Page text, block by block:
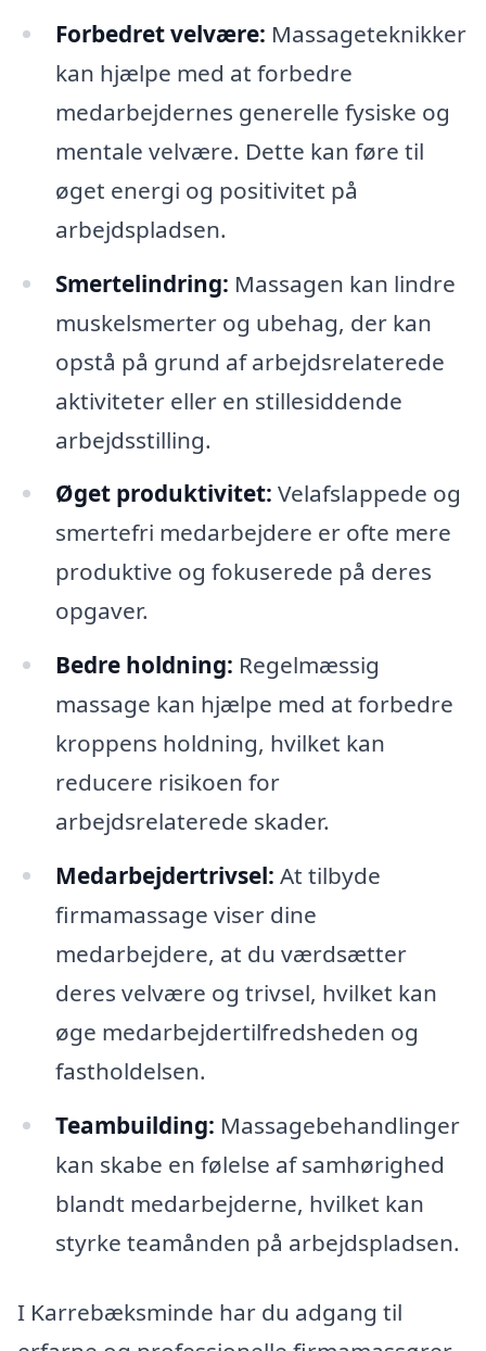
Forbedret velvære: Massageteknikker
kan hjælpe med at forbedre
medarbejdernes generelle fysiske og
mentale velvære. Dette kan føre til
øget energi og positivitet på
arbejdspladsen.
Smertelindring: Massagen kan lindre
muskelsmerter og ubehag, der kan
opstå på grund af arbejdsrelaterede
aktiviteter eller en stillesiddende
arbejdsstilling.
Øget produktivitet: Velafslappede og
smertefri medarbejdere er ofte mere
produktive og fokuserede på deres
opgaver.
Bedre holdning: Regelmæssig
massage kan hjælpe med at forbedre
kroppens holdning, hvilket kan
reducere risikoen for
arbejdsrelaterede skader.
Medarbejdertrivsel: At tilbyde
firmamassage viser dine
medarbejdere, at du værdsætter
deres velvære og trivsel, hvilket kan
øge medarbejdertilfredsheden og
fastholdelsen.
Teambuilding: Massagebehandlinger
kan skabe en følelse af samhørighed
blandt medarbejderne, hvilket kan
styrke teamånden på arbejdspladsen.
I Karrebæksminde har du adgang til